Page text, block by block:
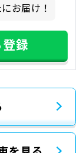
お届け！
録